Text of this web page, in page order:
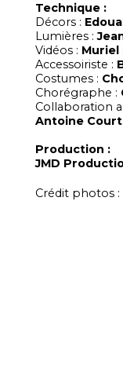
Technique :
Décors :
Lumières :
Vidéos : Muriel
Accessoiriste :
Costumes :
Chorégraphe :
Collaboration
Antoine
Production :
JMD
Crédit photos :